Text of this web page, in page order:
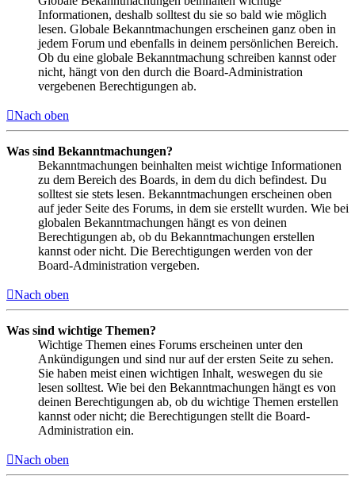
Informationen, deshalb solltest du sie so bald wie möglich
lesen. Globale Bekanntmachungen erscheinen ganz oben in
jedem Forum und ebenfalls in deinem persönlichen Bereich.
Ob du eine globale Bekanntmachung schreiben kannst oder
nicht, hängt von den durch die Board-Administration
vergebenen Berechtigungen ab.
Nach oben
Was sind Bekanntmachungen?
Bekanntmachungen beinhalten meist wichtige Informationen
zu dem Bereich des Boards, in dem du dich befindest. Du
solltest sie stets lesen. Bekanntmachungen erscheinen oben
auf jeder Seite des Forums, in dem sie erstellt wurden. Wie bei
globalen Bekanntmachungen hängt es von deinen
Berechtigungen ab, ob du Bekanntmachungen erstellen
kannst oder nicht. Die Berechtigungen werden von der
Board-Administration vergeben.
Nach oben
Was sind wichtige Themen?
Wichtige Themen eines Forums erscheinen unter den
Ankündigungen und sind nur auf der ersten Seite zu sehen.
Sie haben meist einen wichtigen Inhalt, weswegen du sie
lesen solltest. Wie bei den Bekanntmachungen hängt es von
deinen Berechtigungen ab, ob du wichtige Themen erstellen
kannst oder nicht; die Berechtigungen stellt die Board-
Administration ein.
Nach oben